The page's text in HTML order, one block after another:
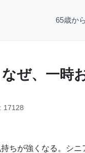
65歳か
ぜ、一時
17128
ちが強くなる。シ